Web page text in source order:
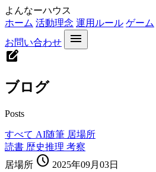
よんなーハウス
ホーム 活動理念 運用ルール ゲーム
お問い合わせ
menu
edit_square
ブログ
Posts
すべて AI随筆 居場所
読書 歴史推理 考察
居場所 schedule 2025年09月03日